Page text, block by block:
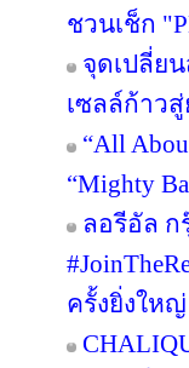
ชวนเช็ก
จุดเปลี่ย
เซลล์ก้าว
“All
“Mighty
ลอรีอัล
ครั้งยิ่งใหญ่